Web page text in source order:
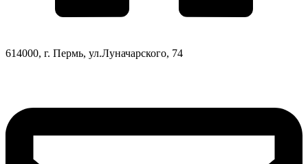
614000, г. Пермь, ул.Луначарского, 74